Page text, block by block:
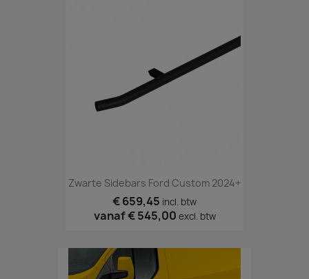
Zwarte Sidebars Ford Custom 2024+
€ 659,45 incl. btw
vanaf€ 545,00 excl. btw